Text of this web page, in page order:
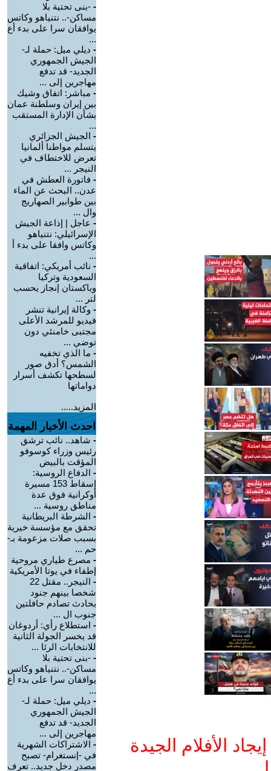
الأفلام الجيدة
- -بنى تحتية بلا
مساكن-.. نتنياهو وكاتس
يوافقان سرا على بدء أع
...
- ديلي ميل: حملة لـ-
الجيش الجمهوري
الجديد- قد تدفع
مهاجرين إلى ...
- مباشر: اتفاق وشيك
بين إيران وسلطنة عمان
بشأن الإدارة المستقب
...
- الجيش الجزائري
يتسلم مواطنا ألمانيا
تعرض للاختطاف في
النيجر ...
- فاتورة العطش في
عدن.. البحث عن الماء
بين طوابير الصهاريج
وال ...
- عاجل | إذاعة الجيش
الإسرائيلي: نتنياهو
وكاتس وافقا على بدء أ
...
- نائب أمريكي: اتفاقية
السعودية وتركيا
وباكستان إنجاز يحسب
لتر ...
- وكالة إيرانية تنشر
فيديو للمرشد الأعلى
مجتبى خامنئي دون
توضي ...
- ما الذي تخفيه
الشمس؟ أدق صور
لسطحها تكشف أسرار
دواماتها
المزيد.....
احدث الأخبار المهمة
- شاهد.. نائب ترشق
رئيس وزراء كوسوفو
المؤقت بالبيض
- الدفاع الروسية:
إسقاط 153 مسيرة
أوكرانية فوق عدة
مناطق روسية ...
- الشرطة البريطانية
تحقق مع مؤسسة خيرية
بسبب صلات مزعومة بـ-
حم ...
- مصرع طياري مروحية
إطفاء في يوتا الأمريكية
-
النيجر.. مقتل 22
شخصا بينهم جنود
بحادث تصادم حافلتين
جنوب ال ...
- استطلاع رأي: أردوغان
قد يخسر الجولة الثانية
للانتخابات الرئا ...
- -بنى تحتية بلا
مساكن-.. نتنياهو وكاتس
يوافقان سرا على بدء أع
...
- ديلي ميل: حملة لـ-
الجيش الجمهوري
الجديد- قد تدفع
مهاجرين إلى ...
- الاشتراكات الشهرية
في -إنستغرام- تصبح
مصدر دخل جديد.. تعرف